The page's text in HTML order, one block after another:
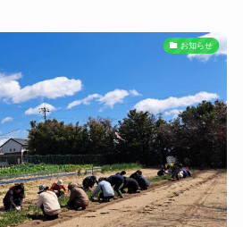
お知らせ